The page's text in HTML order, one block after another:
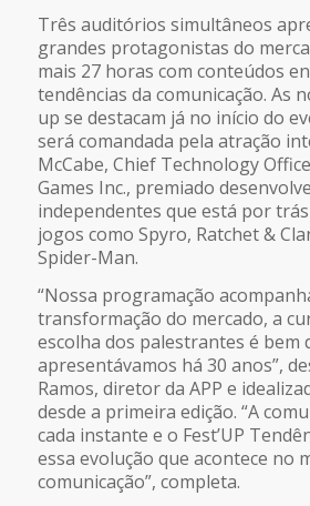
Três auditórios simultâneos
grandes protagonistas do
mais 27 horas com conteúdos
tendências da comunicação. As
up se destacam já no início do
será comandada pela atração
McCabe, Chief Technology
Games Inc., premiado
independentes que está por
jogos como Spyro, Ratchet &
Spider-Man.
“Nossa programação
transformação do mercado, a
escolha dos palestrantes é bem
apresentávamos há 30 anos”,
Ramos, diretor da APP e
desde a primeira edição. “A
cada instante e o Fest’UP
essa evolução que acontece no
comunicação”, completa.